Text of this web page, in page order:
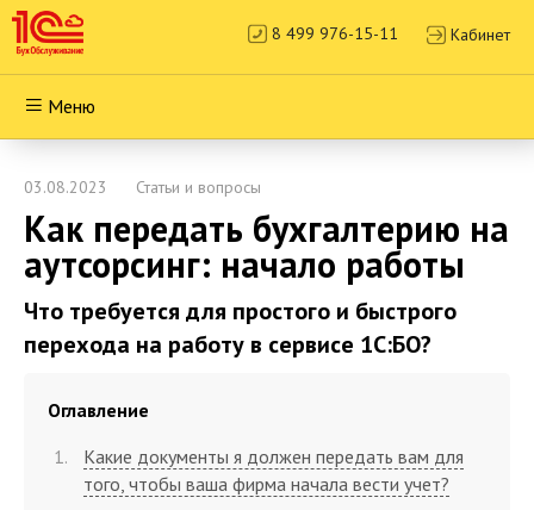
8 499 976-15-11 Кабинет
Меню
03.08.2023 Статьи и вопросы
Как передать бухгалтерию на
аутсорсинг: начало работы
Что требуется для простого и быстрого
перехода на работу в сервисе 1С:БО?
Оглавление
Какие документы я должен передать вам для
того, чтобы ваша фирма начала вести учет?